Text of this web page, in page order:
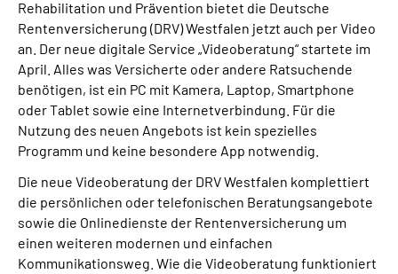
Rehabilitation und Prävention bietet die Deutsche
Rentenversicherung (DRV) Westfalen jetzt auch per Video
an. Der neue digitale Service „Videoberatung“ startete im
April. Alles was Versicherte oder andere Ratsuchende
benötigen, ist ein PC mit Kamera, Laptop, Smartphone
oder Tablet sowie eine Internetverbindung. Für die
Nutzung des neuen Angebots ist kein spezielles
Programm und keine besondere App notwendig.
Die neue Videoberatung der DRV Westfalen komplettiert
die persönlichen oder telefonischen Beratungsangebote
sowie die Onlinedienste der Rentenversicherung um
einen weiteren modernen und einfachen
Kommunikationsweg. Wie die Videoberatung funktioniert